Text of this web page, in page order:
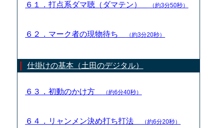
６１．打点系ダマ聴（ダマテン） （約3分50秒）
６２．マーク者の現物待ち （約3分20秒）
仕掛けの基本（土田のデジタル）
６３．初動のかけ方 （約6分40秒）
６４．リャンメン決め打ち打法 （約6分20秒）